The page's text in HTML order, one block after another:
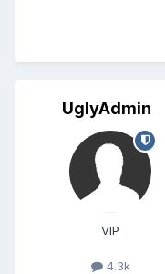
UglyAdmin
VIP
4.3k